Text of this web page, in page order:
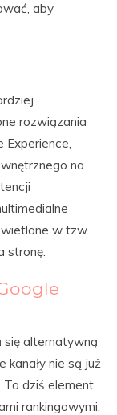
aby
rozwiązania
Experience,
na
w tzw.
stronę.
się alternatywną
kanały nie są już
To dziś element
rankingowymi.